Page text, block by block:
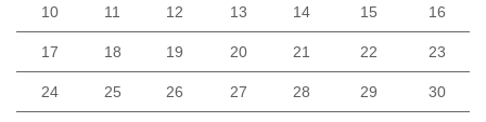
10 11 12 13 14 15 16
17 18 19 20 21 22 23
24 25 26 27 28 29 30